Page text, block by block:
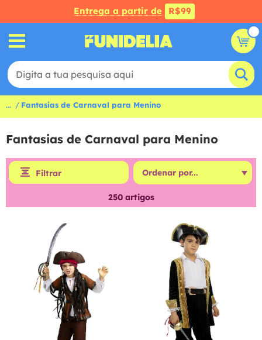
Entrega a partir de R$99
... Fantasias de Carnaval para Menino
Fantasias de Carnaval para Menino
Filtrar
250artigos